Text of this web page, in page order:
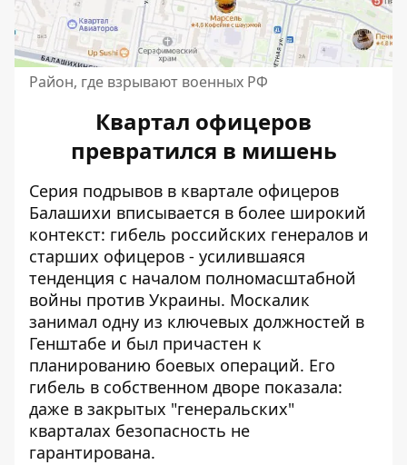
Район, где взрывают военных РФ
Квартал офицеров
превратился в мишень
Серия подрывов в квартале офицеров
Балашихи вписывается в более широкий
контекст: гибель российских генералов и
старших офицеров - усилившаяся
тенденция с началом полномасштабной
войны против Украины. Москалик
занимал одну из ключевых должностей в
Генштабе и был причастен к
планированию боевых операций. Его
гибель в собственном дворе показала:
даже в закрытых "генеральских"
кварталах безопасность не
гарантирована.